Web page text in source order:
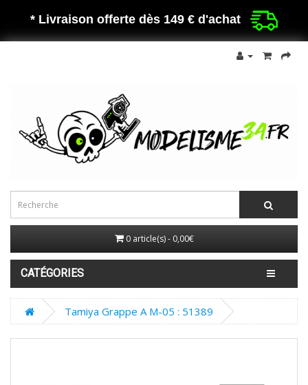
* Livraison offerte dès 149 € d'achat
0 article(s) - 0,00€
CATÉGORIES
Tamiya Grappe A M-05 : 51389